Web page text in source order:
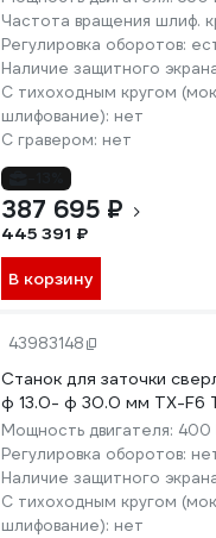
Частота вращения шлиф.
Регулировка оборотов:
Наличие защитного
С тихоходным кругом
шлифование): нет
С гравером: нет
387 695 ₽
445 391 ₽
В корзину
43983148
Станок для заточки
ф 13.0- ф 30.0 мм TX-F6
Мощность двигателя: 400
Регулировка оборотов:
Наличие защитного
С тихоходным кругом
шлифование): нет